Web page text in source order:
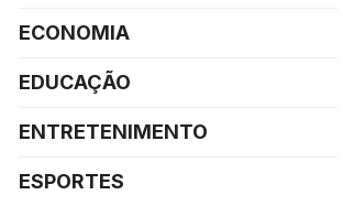
ECONOMIA
EDUCAÇÃO
ENTRETENIMENTO
ESPORTES